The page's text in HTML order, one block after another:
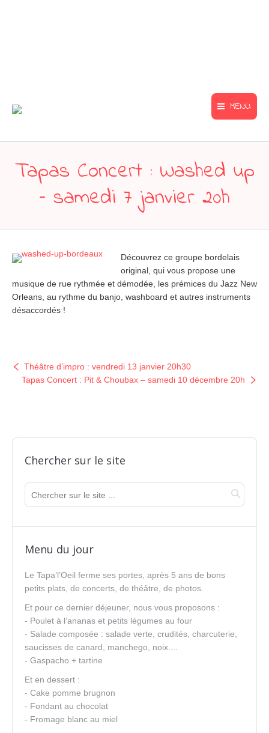
MENU
Tapas Concert : Washed up
– samedi 7 janvier 20h
Découvrez ce groupe bordelais
original, qui vous propose une
musique de rue rythmée et démodée, les prémices du Jazz New
Orleans, au rythme du banjo, washboard et autres instruments
désaccordés !
Théâtre d’impro : vendredi 13 janvier 20h30
Tapas Concert : Pit & Choubax – samedi 10 décembre 20h
Chercher sur le site
Menu du jour
Le Tapa’l’Oeil ferme ses portes, après 5 ans de bons
petits plats, de concerts, de théâtre, de photos.
Et pour ce dernier déjeuner, nous vous proposons :
- Poulet à l’ananas et petits légumes au four
- Salade composée : salade verte, crudités, charcuterie,
saucisses de canard, manchego, noix....
- Gaspacho + tartine
Et en dessert :
- Cake pomme brugnon
- Fondant au chocolat
- Fromage blanc au miel